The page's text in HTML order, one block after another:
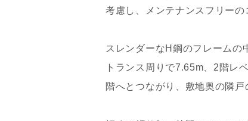
考慮し、メンテナンスフリーの
スレンダーなH鋼のフレームの
トランス周りで7.65m、2階レ
階へとつながり、敷地奥の隣戸